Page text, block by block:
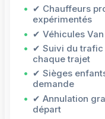
✔ Chauffeurs
expérimentés
✔ Véhicules
✔ Suivi du trafic
chaque trajet
✔ Sièges
demande
✔ Annulation
départ